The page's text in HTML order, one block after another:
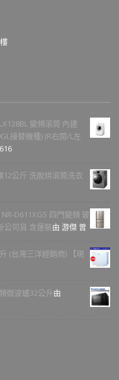
變頻滾筒 內建
接替機種) (R右開/L左
公斤 洗脫烘滾筒洗衣
D611XGS 四門變頻 玻
公司貨 含運裝由 游傑 曾
(台灣三洋經銷商) 【現
微波爐32公升由